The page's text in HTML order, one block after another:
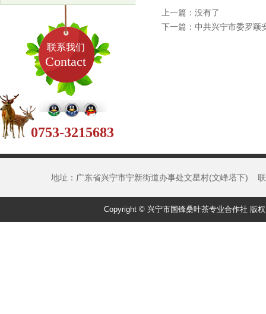
联系我们
Contact
0753-3215683
上一篇：没有了
下一篇： 中共兴宁市委罗颖
地址：广东省兴宁市宁新街道办事处文星村(文峰塔下)
Copyright © 兴宁市国锋桑叶茶专业合作社 版